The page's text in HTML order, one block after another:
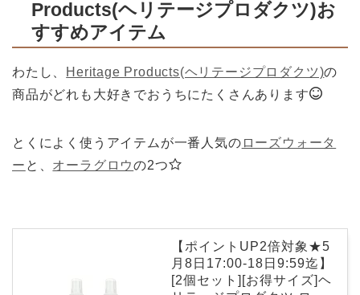
Products(ヘリテージプロダクツ)お
すすめアイテム
わたし、 Heritage Products(ヘリテージプロダクツ)の
商品がどれも大好きでおうちにたくさんあります
とくによく使うアイテムが一番人気の ローズウォータ
ー と、 オーラグロウの2つ
【ポイントUP2倍対象★5
月8日17:00-18日9:59迄】
[2個セット][お得サイズ]ヘ